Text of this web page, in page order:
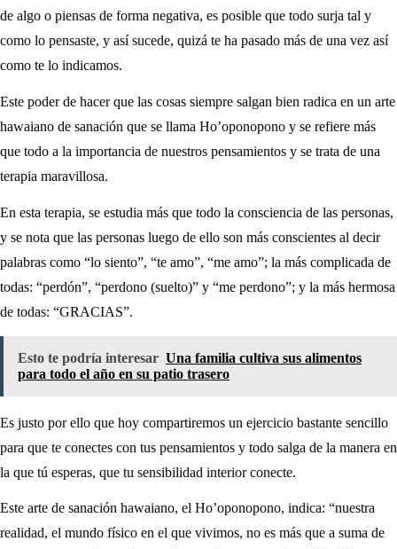
de algo o piensas de forma negativa, es posible que todo surja tal y
como lo pensaste, y así sucede, quizá te ha pasado más de una vez así
como te lo indicamos.
Este poder de hacer que las cosas siempre salgan bien radica en un arte
hawaiano de sanación que se llama Ho’oponopono y se refiere más
que todo a la importancia de nuestros pensamientos y se trata de una
terapia maravillosa.
En esta terapia, se estudia más que todo la consciencia de las personas,
y se nota que las personas luego de ello son más conscientes al decir
palabras como “lo siento”, “te amo”, “me amo”; la más complicada de
todas: “perdón”, “perdono (suelto)” y “me perdono”; y la más hermosa
de todas: “GRACIAS”.
Esto te podría interesar Una familia cultiva sus alimentos
para todo el año en su patio trasero
Es justo por ello que hoy compartiremos un ejercicio bastante sencillo
para que te conectes con tus pensamientos y todo salga de la manera en
la que tú esperas, que tu sensibilidad interior conecte.
Este arte de sanación hawaiano, el Ho’oponopono, indica: “nuestra
realidad, el mundo físico en el que vivimos, no es más que a suma de